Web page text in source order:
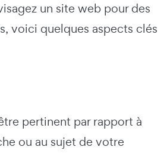
un site web pour des
voici quelques aspects clés
pertinent par rapport à
ou au sujet de votre